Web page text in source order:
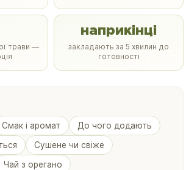
трави —
наприкінці
закладають за 5 хвилин до
готовності
Смак і аромат
До чого додають
Сушене чи свіже
Чай з орегано